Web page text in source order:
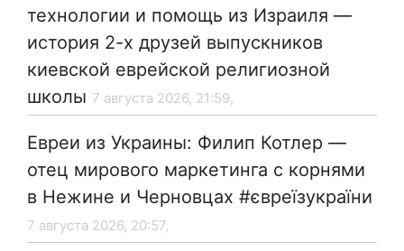
технологии и помощь из Израиля —
история 2-х друзей выпускников
киевской еврейской религиозной
школы 7 августа 2026, 21:59,
Евреи из Украины: Филип Котлер —
отец мирового маркетинга с корнями
в Нежине и Черновцах #євреїзукраїни
7 августа 2026, 20:57,